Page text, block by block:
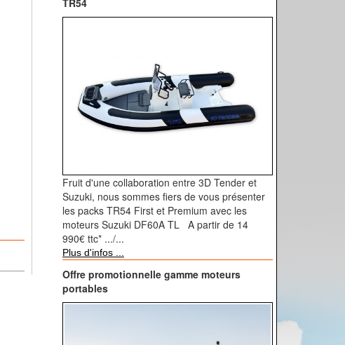
Fruit d'une collaboration entre 3D Tender et
Suzuki, nous sommes fiers de vous présenter
les packs TR54 First et Premium avec les
moteurs Suzuki DF60A TL A partir de 14
990€ ttc* .../...
Plus d'infos ...
Offre promotionnelle gamme moteurs
portables